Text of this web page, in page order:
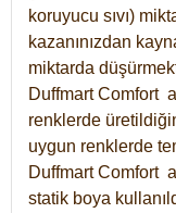
koruyucu sıvı)
kazanınızdan
miktarda
Duffmart Comfort
renklerde
uygun renklerde
DuffmartComfort
statik boya